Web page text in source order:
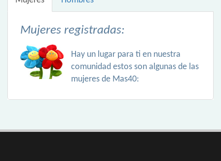
Mujeres registradas:
Hay un lugar para ti en nuestra
comunidad estos son algunas de las
mujeres de Mas40: